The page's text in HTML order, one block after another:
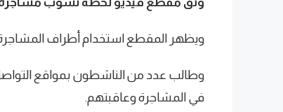
ويظهر المقطع استخدام أطراف
وطالب عدد من الناشطون بمواقع
في المشاجرة وعاقبتهم.